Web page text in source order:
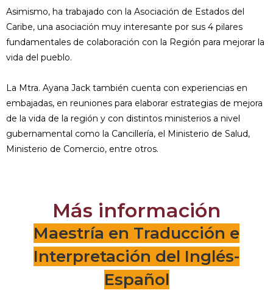
Asimismo, ha trabajado con la Asociación de Estados del
Caribe, una asociación muy interesante por sus 4 pilares
fundamentales de colaboración con la Región para mejorar la
vida del pueblo.
La Mtra. Ayana Jack también cuenta con experiencias en
embajadas, en reuniones para elaborar estrategias de mejora
de la vida de la región y con distintos ministerios a nivel
gubernamental como la Cancillería, el Ministerio de Salud,
Ministerio de Comercio, entre otros.
Más información
Maestría en Traducción e
Interpretación del Inglés-
Español